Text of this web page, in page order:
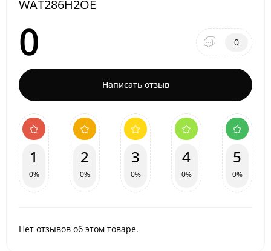
WAT286H2OE
0 0
Написать отзыв
1
0%
2
0%
3
0%
4
0%
5
0%
Нет отзывов об этом товаре.